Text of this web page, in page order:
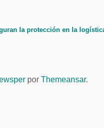
la protección en la
por Themeansar.